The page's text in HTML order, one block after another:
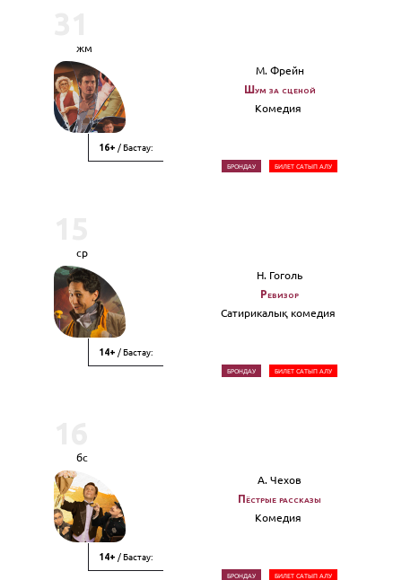
жм
16+ / Бастау:
М. Фрейн
Шум за сценой
Комедия
БРОНДАУ БИЛЕТ САТЫП АЛУ
ср
14+ / Бастау:
Н. Гоголь
Ревизор
Сатирикалық комедия
БРОНДАУ БИЛЕТ САТЫП АЛУ
бс
14+ / Бастау:
А. Чехов
Пёстрые рассказы
Комедия
БРОНДАУ БИЛЕТ САТЫП АЛУ